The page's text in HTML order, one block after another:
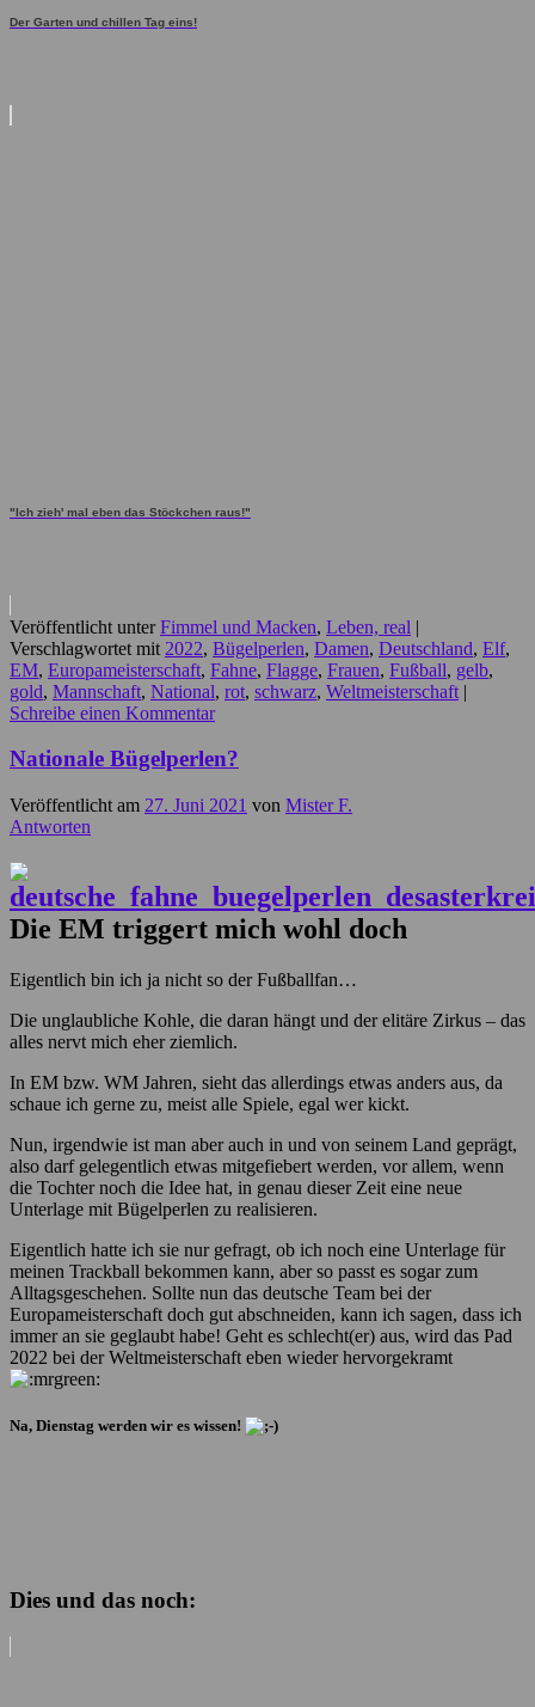
Der Garten und chillen Tag eins!
"Ich zieh' mal eben das Stöckchen raus!"
Veröffentlicht unter Fimmel und Macken, Leben, real |
Verschlagwortet mit 2022, Bügelperlen, Damen, Deutschland, Elf,
EM, Europameisterschaft, Fahne, Flagge, Frauen, Fußball, gelb,
gold, Mannschaft, National, rot, schwarz, Weltmeisterschaft |
Schreibe einen Kommentar
Nationale Bügelperlen?
Veröffentlicht am 27. Juni 2021 von Mister F.
Antworten
Die EM triggert mich wohl doch
Eigentlich bin ich ja nicht so der Fußballfan…
Die unglaubliche Kohle, die daran hängt und der elitäre Zirkus – das
alles nervt mich eher ziemlich.
In EM bzw. WM Jahren, sieht das allerdings etwas anders aus, da
schaue ich gerne zu, meist alle Spiele, egal wer kickt.
Nun, irgendwie ist man aber auch in und von seinem Land geprägt,
also darf gelegentlich etwas mitgefiebert werden, vor allem, wenn
die Tochter noch die Idee hat, in genau dieser Zeit eine neue
Unterlage mit Bügelperlen zu realisieren.
Eigentlich hatte ich sie nur gefragt, ob ich noch eine Unterlage für
meinen Trackball bekommen kann, aber so passt es sogar zum
Alltagsgeschehen. Sollte nun das deutsche Team bei der
Europameisterschaft doch gut abschneiden, kann ich sagen, dass ich
immer an sie geglaubt habe! Geht es schlecht(er) aus, wird das Pad
2022 bei der Weltmeisterschaft eben wieder hervorgekramt
Na, Dienstag werden wir es wissen!
Dies und das noch: